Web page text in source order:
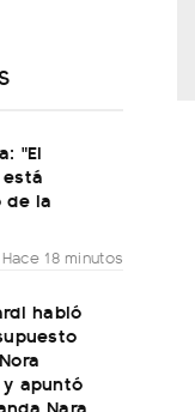
"El
de la
Hace 18 minutos
habló
apuntó
Nara